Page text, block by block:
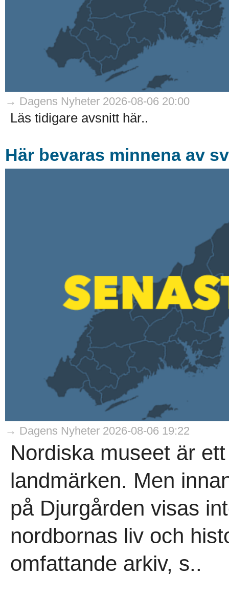
→ Dagens Nyheter 2026-08-06 20:00
Läs tidigare avsnitt här..
Här bevaras minnena av
→ Dagens Nyheter 2026-08-06 19:22
Nordiska museet är
landmärken. Men
på Djurgården visas
nordbornas liv och
omfattande arkiv, s..